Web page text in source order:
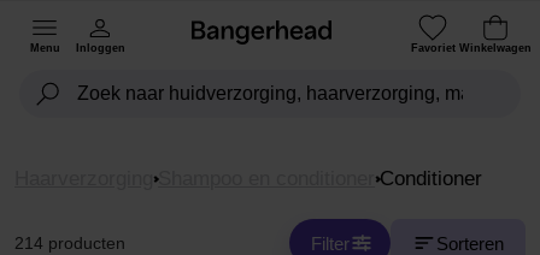
Menu Inloggen Favoriet Winkelwagen
Shampoo en conditioner Conditioner
214 producten Filter Sorteren